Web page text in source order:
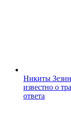
Никиты
известно о
ответа